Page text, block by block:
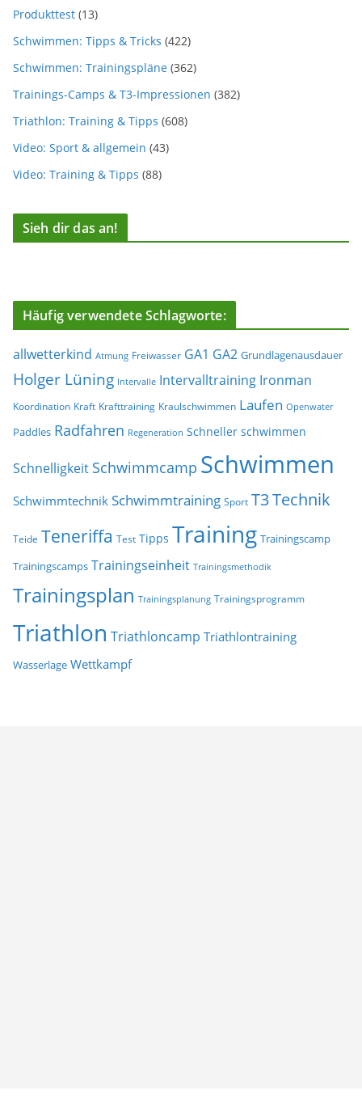
Produkttest (13)
Schwimmen: Tipps & Tricks (422)
Schwimmen: Trainingspläne (362)
Trainings-Camps & T3-Impressionen (382)
Triathlon: Training & Tipps (608)
Video: Sport & allgemein (43)
Video: Training & Tipps (88)
Sieh dir das an!
Häufig verwendete Schlagworte:
allwetterkind Atmung Freiwasser GA1 GA2 Grundlagenausdauer
Holger Lüning Intervalle Intervalltraining Ironman
Koordination Kraft Krafttraining Kraulschwimmen Laufen Openwater
Paddles Radfahren Regeneration Schneller schwimmen
Schnelligkeit Schwimmcamp Schwimmen
Schwimmtechnik Schwimmtraining Sport T3Technik
Teide Teneriffa Test Tipps Training Trainingscamp
Trainingscamps Trainingseinheit Trainingsmethodik
Trainingsplan Trainingsplanung Trainingsprogramm
Triathlon Triathloncamp Triathlontraining
Wasserlage Wettkampf